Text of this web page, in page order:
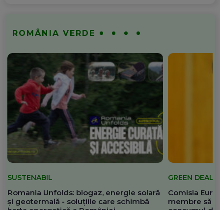
ROMÂNIA VERDE
SUSTENABIL
Romania Unfolds: biogaz, energie solară
și geotermală - soluțiile care schimbă
GREEN DEAL
Comisia
membre să